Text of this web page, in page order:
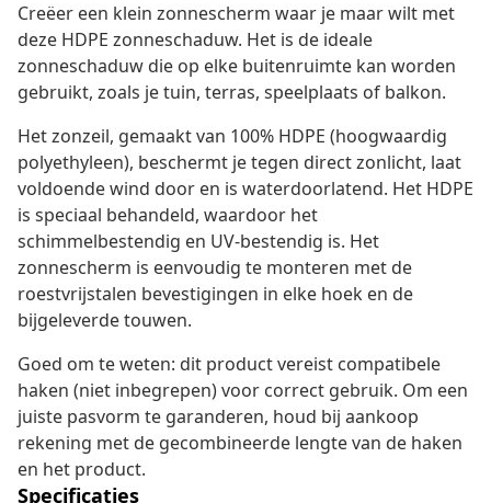
Creëer een klein zonnescherm waar je maar wilt met
deze HDPE zonneschaduw. Het is de ideale
zonneschaduw die op elke buitenruimte kan worden
gebruikt, zoals je tuin, terras, speelplaats of balkon.
Het zonzeil, gemaakt van 100% HDPE (hoogwaardig
polyethyleen), beschermt je tegen direct zonlicht, laat
voldoende wind door en is waterdoorlatend. Het HDPE
is speciaal behandeld, waardoor het
schimmelbestendig en UV-bestendig is. Het
zonnescherm is eenvoudig te monteren met de
roestvrijstalen bevestigingen in elke hoek en de
bijgeleverde touwen.
Goed om te weten: dit product vereist compatibele
haken (niet inbegrepen) voor correct gebruik. Om een
juiste pasvorm te garanderen, houd bij aankoop
rekening met de gecombineerde lengte van de haken
en het product.
Specificaties